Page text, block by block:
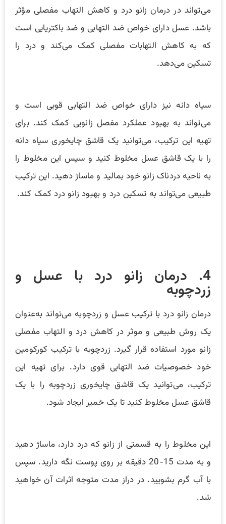
می‌تواند در درمان زانو درد و کاهش التهاب مفصلی مؤثر
باشد. عسل دارای خواص ضد التهابی و ضد باکتریایی است
که به کاهش التهابات مفصلی کمک می‌کند و درد را
تسکین می‌دهد.
سیاه دانه نیز دارای خواص ضد التهابی قویی است و
می‌تواند به بهبود عملکرد مفصل زانویی کمک کند. برای
تهیه این ترکیب، می‌توانید یک قاشق چایخوری سیاه دانه
را با یک قاشق عسل مخلوط کنید و سپس این مخلوط را
به ناحیه دردناک زانو خود بمالید و ماساژ دهید. این ترکیب
طبیعی می‌تواند به تسکین درد و بهبود زانو درد کمک کند.
4. درمان زانو درد با عسل و
زردچوبه
درمان زانو درد با ترکیب عسل و زردچوبه می‌تواند به‌عنوان
یک روش طبیعی و موثر در کاهش درد و التهاب مفصلی
زانو مورد استفاده قرار گیرد. زردچوبه با ترکیب کورکومین
خود خصوصیات ضد التهابی قوی دارد. برای تهیه این
ترکیب، می‌توانید یک قاشق چایخوری زردچوبه را با یک
قاشق عسل مخلوط کنید تا یک خمیر ایجاد شود.
این مخلوط را به قسمتی از زانو که درد دارد، ماساژ دهید
و به مدت 15-20 دقیقه بر روی پوست نگه دارید. سپس
با آب گرم بشویید. در دراز مدت متوجه اثرات آن خواهید
شد.